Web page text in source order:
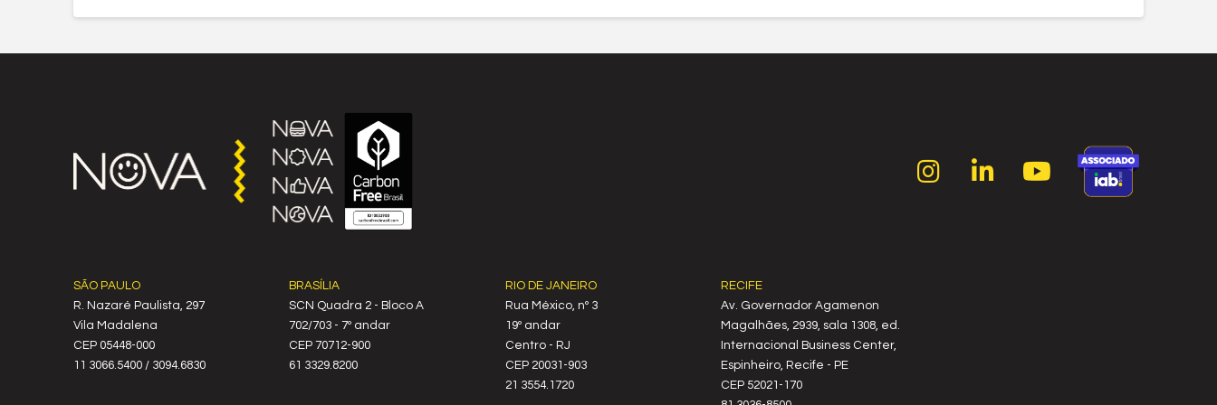
SÃO PAULO
R. Nazaré Paulista, 297
Vila Madalena
C‍EP 05448-000
11 3066.5400 / 3094.6830
BRASÍLIA
SCN Quadra 2 - Bloco A
702/703 - 7º andar
CEP 70712-900
61 3329.8200
RIO DE JANEIRO
Rua México, nº 3
19º andar
Centro - RJ
CEP 20031-903
21 3554.1720
RECIFE
Av. Governador Agamenon
Magalhães, 2939, sala 1308, ed.
Internacional Business Center,
Espinheiro, Recife - PE
CEP 52021-170